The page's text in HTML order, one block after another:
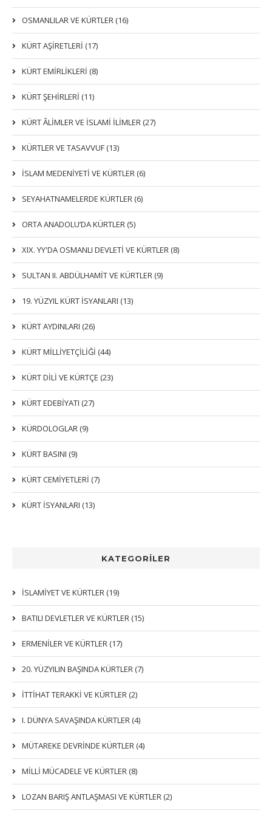
KATEGORİLER
İSLAMIYET VE KÜRTLER (19)
BATILI DEVLETLER VE KÜRTLER (15)
ERMENİLER VE KÜRTLER (17)
20. YÜZYILIN BAŞINDA KÜRTLER (7)
İTTIHAT TERAKKI VE KÜRTLER (2)
I. DÜNYA SAVAŞINDA KÜRTLER (4)
MÜTAREKE DEVRİNDE KÜRTLER (4)
MİLLİ MÜCADELE VE KÜRTLER (8)
LOZAN BARIŞ ANTLAŞMASI VE KÜRTLER (2)
OSMANLILAR VE KÜRTLER (16)
KÜRT AŞİRETLERİ (17)
KÜRT EMİRLİKLERİ (8)
KÜRT ŞEHİRLERİ (11)
KÜRT ÂLİMLER VE İSLAMİ İLİMLER (27)
KÜRTLER VE TASAVVUF (13)
İSLAM MEDENİYETİ VE KÜRTLER (6)
SEYAHATNAMELERDE KÜRTLER (6)
ORTA ANADOLU’DA KÜRTLER (5)
XIX. YY'DA OSMANLI DEVLETI VE KÜRTLER (8)
SULTAN II. ABDÜLHAMİT VE KÜRTLER (9)
19. YÜZYIL KÜRT İSYANLARI (13)
KÜRT AYDINLARI (26)
KÜRT MİLLİYETÇİLİĞİ (44)
KÜRT DİLİ VE KÜRTÇE (23)
KÜRT EDEBİYATI (27)
KÜRDOLOGLAR (9)
KÜRT BASINI (9)
KÜRT CEMİYETLERİ (7)
KÜRT İSYANLARI (13)